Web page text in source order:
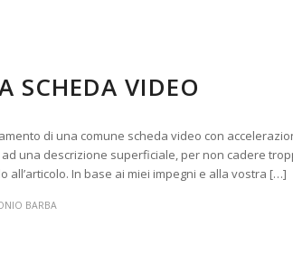
SCHEDA VIDEO
di una comune scheda video con
una descrizione superficiale, per non cadere
all’articolo. In base ai miei impegni e alla vostra […]
BARBA